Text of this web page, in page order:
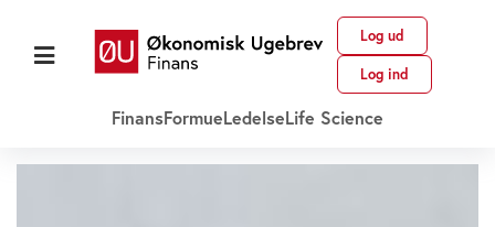
Log ud
Log ind
FinansFormueLedelseLife Science